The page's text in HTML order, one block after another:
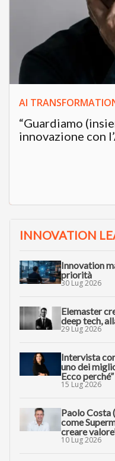
AI
“Guardiamo
innovazione con
INNOVATION
Innovation
priorità
30 Lug 2026
Elemaster
deep tech,
29 Lug 2026
Intervista
uno dei
Ecco perché”
15 Lug 2026
Paolo Costa
come
creare
10 Lug 2026